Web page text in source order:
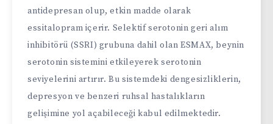
antidepresan olup, etkin madde olarak
essitalopram içerir. Selektif serotonin geri alım
inhibitörü (SSRI) grubuna dahil olan ESMAX, beynin
serotonin sistemini etkileyerek serotonin
seviyelerini artırır. Bu sistemdeki dengesizliklerin,
depresyon ve benzeri ruhsal hastalıkların
gelişimine yol açabileceği kabul edilmektedir.